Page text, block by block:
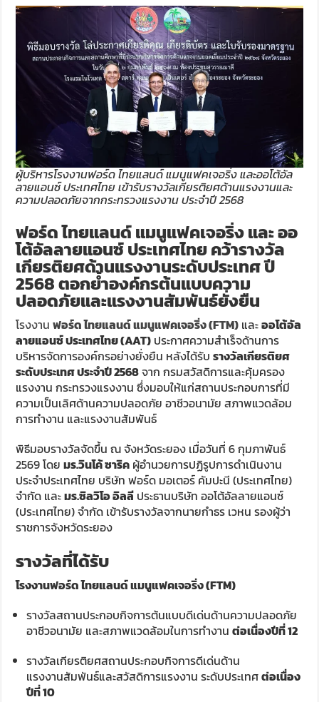
ผู้บริหารโรงงานฟอร์ด ไทยแลนด์ แมนูแฟคเจอริ่ง และออโต้อัล
ลายแอนซ์ ประเทศไทย เข้ารับรางวัลเกียรติยศด้านแรงงานและ
ความปลอดภัยจากกระทรวงแรงงาน ประจำปี 2568
ฟอร์ด ไทยแลนด์ แมนูแฟคเจอริ่ง และ ออ
โต้อัลลายแอนซ์ ประเทศไทย คว้ารางวัล
เกียรติยศด้านแรงงานระดับประเทศ ปี
2568 ตอกย้ำองค์กรต้นแบบความ
ปลอดภัยและแรงงานสัมพันธ์ยั่งยืน
โรงงานฟอร์ด ไทยแลนด์ แมนูแฟคเจอริ่ง (FTM) และออโต้อัล
ลายแอนซ์ ประเทศไทย (AAT) ประกาศความสำเร็จด้านการ
บริหารจัดการองค์กรอย่างยั่งยืน หลังได้รับรางวัลเกียรติยศ
ระดับประเทศ ประจำปี 2568จากกรมสวัสดิการและคุ้มครอง
แรงงาน กระทรวงแรงงาน ซึ่งมอบให้แก่สถานประกอบการที่มี
ความเป็นเลิศด้านความปลอดภัย อาชีวอนามัย สภาพแวดล้อม
การทำงาน และแรงงานสัมพันธ์
พิธีมอบรางวัลจัดขึ้น ณจังหวัดระยอง เมื่อวันที่ 6 กุมภาพันธ์
2569 โดยมร.วินโค้ ซาริค ผู้อำนวยการปฏิรูปการดำเนินงาน
ประจำประเทศไทย บริษัทฟอร์ด มอเตอร์ คัมปะนี (ประเทศไทย)
จำกัด และมร.ซิลวิโอ อิลลี ประธานบริษัทออโต้อัลลายแอนซ์
(ประเทศไทย) จำกัด เข้ารับรางวัลจากนายกำธร เวหน รองผู้ว่า
ราชการจังหวัดระยอง
รางวัลที่ได้รับ
โรงงานฟอร์ด ไทยแลนด์ แมนูแฟคเจอริ่ง (FTM)
รางวัลสถานประกอบกิจการต้นแบบดีเด่นด้านความปลอดภัย
อาชีวอนามัย และสภาพแวดล้อมในการทำงานต่อเนื่องปีที่ 12
รางวัลเกียรติยศสถานประกอบกิจการดีเด่นด้าน
แรงงานสัมพันธ์และสวัสดิการแรงงาน ระดับประเทศต่อเนื่อง
ปีที่ 10